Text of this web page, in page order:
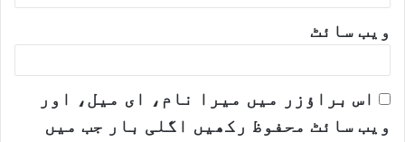
ویب‌ سائٹ
اس براؤزر میں میرا نام، ای میل، اور
ویب سائٹ محفوظ رکھیں اگلی بار جب میں